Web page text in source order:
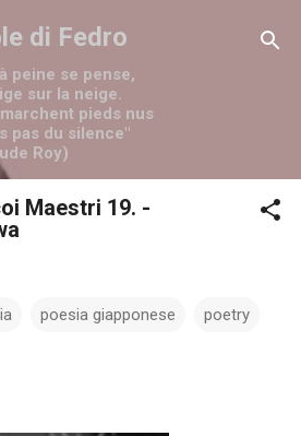
contenuti principali
di Fedro
peine se pense,
sur la neige.
pieds nus
pas du silence"
Roy)
Maestri 19. -
poesia giapponese poetry